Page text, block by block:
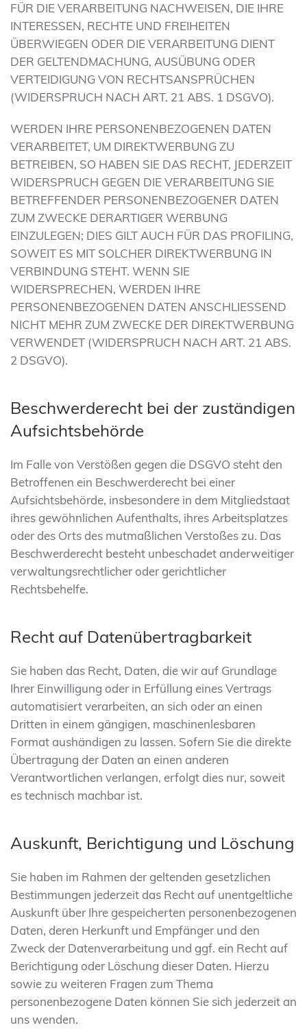
FÜR DIE VERARBEITUNG NACHWEISEN, DIE IHRE
INTERESSEN, RECHTE UND FREIHEITEN
ÜBERWIEGEN ODER DIE VERARBEITUNG DIENT
DER GELTENDMACHUNG, AUSÜBUNG ODER
VERTEIDIGUNG VON RECHTSANSPRÜCHEN
(WIDERSPRUCH NACH ART. 21 ABS. 1 DSGVO).
WERDEN IHRE PERSONENBEZOGENEN DATEN
VERARBEITET, UM DIREKTWERBUNG ZU
BETREIBEN, SO HABEN SIE DAS RECHT, JEDERZEIT
WIDERSPRUCH GEGEN DIE VERARBEITUNG SIE
BETREFFENDER PERSONENBEZOGENER DATEN
ZUM ZWECKE DERARTIGER WERBUNG
EINZULEGEN; DIES GILT AUCH FÜR DAS PROFILING,
SOWEIT ES MIT SOLCHER DIREKTWERBUNG IN
VERBINDUNG STEHT. WENN SIE
WIDERSPRECHEN, WERDEN IHRE
PERSONENBEZOGENEN DATEN ANSCHLIESSEND
NICHT MEHR ZUM ZWECKE DER DIREKTWERBUNG
VERWENDET (WIDERSPRUCH NACH ART. 21 ABS.
2 DSGVO).
Beschwerde­recht bei der zuständigen
Aufsichts­behörde
Im Falle von Verstößen gegen die DSGVO steht den
Betroffenen ein Beschwerderecht bei einer
Aufsichtsbehörde, insbesondere in dem Mitgliedstaat
ihres gewöhnlichen Aufenthalts, ihres Arbeitsplatzes
oder des Orts des mutmaßlichen Verstoßes zu. Das
Beschwerderecht besteht unbeschadet anderweitiger
verwaltungsrechtlicher oder gerichtlicher
Rechtsbehelfe.
Recht auf Daten­übertrag­barkeit
Sie haben das Recht, Daten, die wir auf Grundlage
Ihrer Einwilligung oder in Erfüllung eines Vertrags
automatisiert verarbeiten, an sich oder an einen
Dritten in einem gängigen, maschinenlesbaren
Format aushändigen zu lassen. Sofern Sie die direkte
Übertragung der Daten an einen anderen
Verantwortlichen verlangen, erfolgt dies nur, soweit
es technisch machbar ist.
Auskunft, Berichtigung und Löschung
Sie haben im Rahmen der geltenden gesetzlichen
Bestimmungen jederzeit das Recht auf unentgeltliche
Auskunft über Ihre gespeicherten personenbezogenen
Daten, deren Herkunft und Empfänger und den
Zweck der Datenverarbeitung und ggf. ein Recht auf
Berichtigung oder Löschung dieser Daten. Hierzu
sowie zu weiteren Fragen zum Thema
personenbezogene Daten können Sie sich jederzeit an
uns wenden.